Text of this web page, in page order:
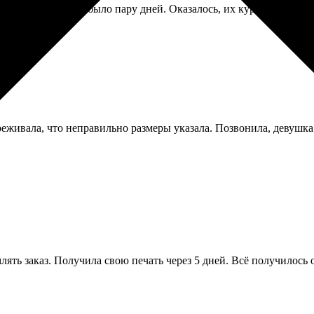
его ещё не было пару дней. Оказалось, их курьерская
что неправильно размеры указала. Позвонила,
заказ. Получила свою печать через 5 дней. Всё